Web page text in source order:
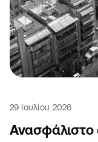
29 Ιουλίου 2026
Ανασφάλιστο